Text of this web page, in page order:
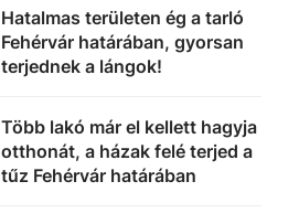
Hatalmas területen ég a tarló
Fehérvár határában, gyorsan
terjednek a lángok!
Több lakó már el kellett hagyja
otthonát, a házak felé terjed a
tűz Fehérvár határában